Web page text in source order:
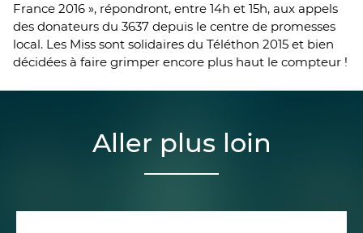
France 2016 », répondront, entre 14h et 15h, aux appels
des donateurs du 3637 depuis le centre de promesses
local. Les Miss sont solidaires du Téléthon 2015 et bien
décidées à faire grimper encore plus haut le compteur !
Aller plus loin